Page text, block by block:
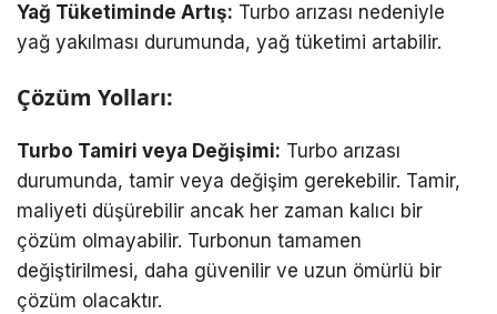
Yağ Tüketiminde Artış: Turbo arızası nedeniyle
yağ yakılması durumunda, yağ tüketimi artabilir.
Çözüm Yolları:
Turbo Tamiri veya Değişimi: Turbo arızası
durumunda, tamir veya değişim gerekebilir. Tamir,
maliyeti düşürebilir ancak her zaman kalıcı bir
çözüm olmayabilir. Turbonun tamamen
değiştirilmesi, daha güvenilir ve uzun ömürlü bir
çözüm olacaktır.